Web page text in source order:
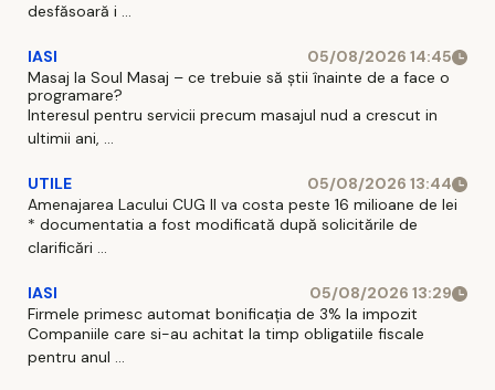
desfăsoară i ...
IASI
05/08/2026 14:45
Masaj la Soul Masaj – ce trebuie să știi înainte de a face o
programare?
Interesul pentru servicii precum masajul nud a crescut in
ultimii ani, ...
UTILE
05/08/2026 13:44
Amenajarea Lacului CUG II va costa peste 16 milioane de lei
* documentatia a fost modificată după solicitările de
clarificări ...
IASI
05/08/2026 13:29
Firmele primesc automat bonificația de 3% la impozit
Companiile care si-au achitat la timp obligatiile fiscale
pentru anul ...